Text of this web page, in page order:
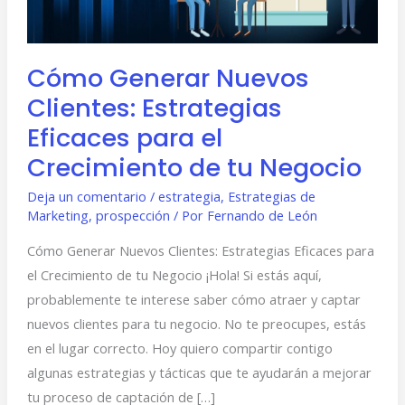
Cómo Generar Nuevos
Clientes: Estrategias
Eficaces para el
Crecimiento de tu Negocio
Deja un comentario / estrategia, Estrategias de
Marketing, prospección / Por Fernando de León
Cómo Generar Nuevos Clientes: Estrategias Eficaces para
el Crecimiento de tu Negocio ¡Hola! Si estás aquí,
probablemente te interese saber cómo atraer y captar
nuevos clientes para tu negocio. No te preocupes, estás
en el lugar correcto. Hoy quiero compartir contigo
algunas estrategias y tácticas que te ayudarán a mejorar
tu proceso de captación de […]
de
tu
Negocio